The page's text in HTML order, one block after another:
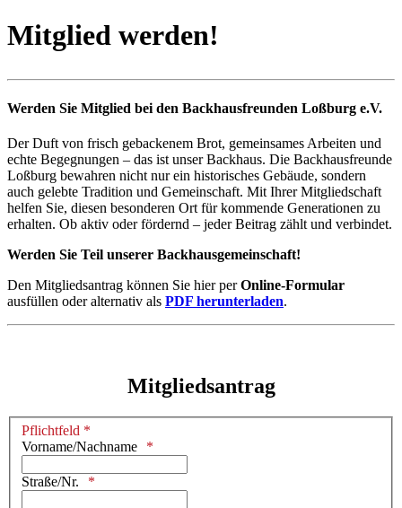
Mitglied werden!
Werden Sie Mitglied bei den Backhausfreunden Loßburg e.V.
Der Duft von frisch gebackenem Brot, gemeinsames Arbeiten und
echte Begegnungen – das ist unser Backhaus. Die Backhausfreunde
Loßburg bewahren nicht nur ein historisches Gebäude, sondern
auch gelebte Tradition und Gemeinschaft. Mit Ihrer Mitgliedschaft
helfen Sie, diesen besonderen Ort für kommende Generationen zu
erhalten. Ob aktiv oder fördernd – jeder Beitrag zählt und verbindet.
Werden Sie Teil unserer Backhausgemeinschaft!
Den Mitgliedsantrag können Sie hier perOnline-Formular
ausfüllen oder alternativ als PDF herunterladen.
Mitgliedsantrag
Pflichtfeld *
Vorname/Nachname
Straße/Nr.